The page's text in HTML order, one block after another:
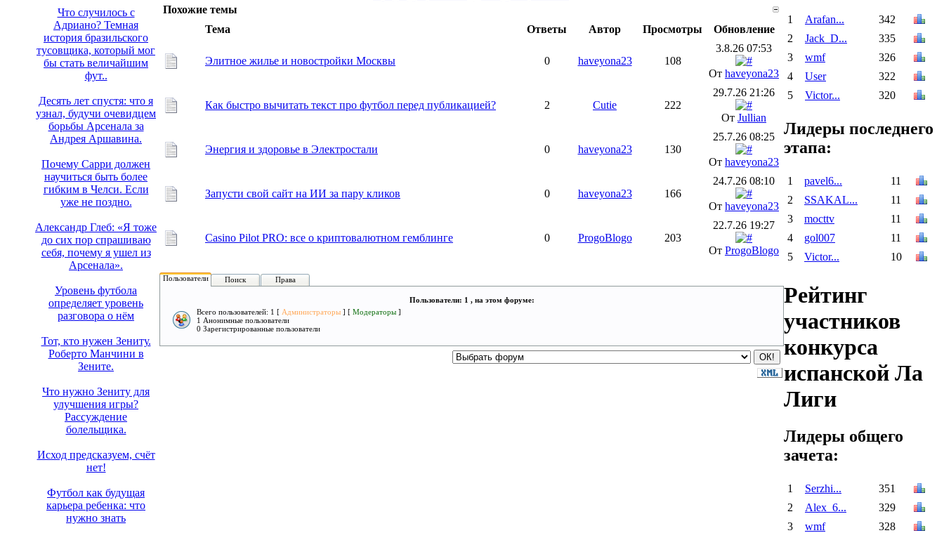
Что случилось с
Адриано? Темная
история бразильского
тусовщика, который мог
бы стать величайшим
фут..
Десять лет спустя: что я
узнал, будучи очевидцем
борьбы Арсенала за
Андрея Аршавина.
Почему Сарри должен
научиться быть более
гибким в Челси. Если
уже не поздно.
Александр Глеб: «Я тоже
до сих пор спрашиваю
себя, почему я ушел из
Арсенала».
Уровень футбола
определяет уровень
разговора о нём
Тот, кто нужен Зениту.
Роберто Манчини в
Зените.
Что нужно Зениту для
улучшения игры?
Рассуждение
болельщика.
Исход предсказуем, счёт
нет!
Футбол как будущая
карьера ребенка: что
нужно знать
Похожие темы
Тема
Ответы Автор Просмотры Обновление
Элитное жилье и новостройки Москвы 0 haveyona23 108
3.8.26 07:53
От haveyona23
Как быстро вычитать текст про футбол перед публикацией? 2 Cutie 222
29.7.26 21:26
От Jullian
Энергия и здоровье в Электростали 0 haveyona23 130
25.7.26 08:25
От haveyona23
Запусти свой сайт на ИИ за пару кликов 0 haveyona23 166
24.7.26 08:10
От haveyona23
Casino Pilot PRO: все о криптовалютном гемблинге 0 ProgoBlogo 203
22.7.26 19:27
От ProgoBlogo
Пользователи Поиск Права
Пользователи: 1 , на этом форуме:
Всего пользователей: 1 [ Администраторы ] [ Модераторы ]
1 Анонимные пользователи
0 Зарегистрированные пользователи
1 Arafan...
342
2
Jack_D...
335
3
wmf
326
4
User
322
5
Victor... 320
Лидеры последнего
этапа:
1 pavel6...
11
2
SSAKAL...
11
3
mocttv
11
4
gol007
11
5
Victor... 10
Рейтинг
участников
конкурса
испанской Ла
Лиги
Лидеры общего
зачета:
1 Serzhi...
351
2
Alex_6...
329
3
wmf 328